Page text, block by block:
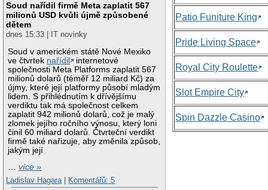
Soud nařídil firmě Meta zaplatit 567
milionů USD kvůli újmě způsobené
dětem
dnes 15:33 | IT novinky
Soud v americkém státě Nové Mexiko
ve čtvrtek nařídil
internetové
společnosti Meta Platforms zaplatit 567
milionů dolarů (téměř 12 miliard Kč) za
újmy, které její platformy působí mladým
lidem. S přihlédnutím k dřívějšímu
verdiktu tak má společnost celkem
zaplatit 942 milionů dolarů, což je malý
zlomek jejího ročního výnosu, který loni
činil 60 miliard dolarů. Čtvrteční verdikt
firmě také nařizuje, aby změnila způsob,
jakým její
…více »
Ladislav Hagara
Komentářů: 5
Patio Funiture King
Pride Living Space
Royal City Roulette
Slot Empire City
Spin Dazzle Casino